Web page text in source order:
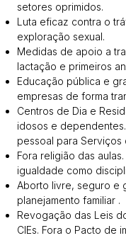
setores oprimidos.
Luta eficaz contra o
exploração sexual.
Medidas de apoio a
lactação e primeiros
Educação pública e
empresas de forma
Centros de Dia e
idosos e
pessoal para
Fora religião das
igualdade como
Aborto livre, seguro e
planejamento familiar .
Revogação das Leis
CIEs. Fora o Pacto de